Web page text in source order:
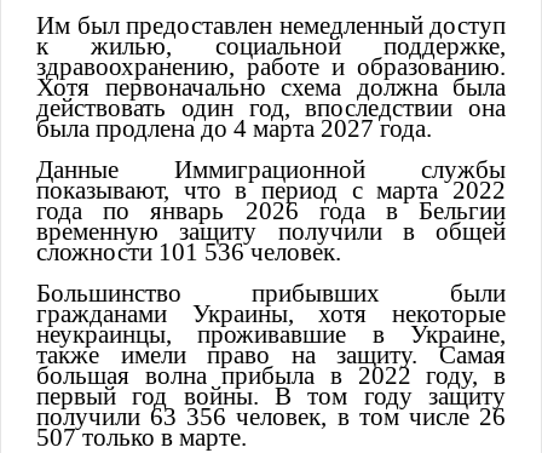
Им был предоставлен немедленный доступ
к жилью, социальной поддержке,
здравоохранению, работе и образованию.
Хотя первоначально схема должна была
действовать один год, впоследствии она
была продлена до 4 марта 2027 года.
Данные Иммиграционной службы
показывают, что в период с марта 2022
года по январь 2026 года в Бельгии
временную защиту получили в общей
сложности 101 536 человек.
Большинство прибывших были
гражданами Украины, хотя некоторые
неукраинцы, проживавшие в Украине,
также имели право на защиту. Самая
большая волна прибыла в 2022 году, в
первый год войны. В том году защиту
получили 63 356 человек, в том числе 26
507 только в марте.